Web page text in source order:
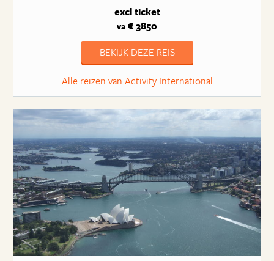
excl ticket
va € 3850
BEKIJK DEZE REIS
Alle reizen van Activity International